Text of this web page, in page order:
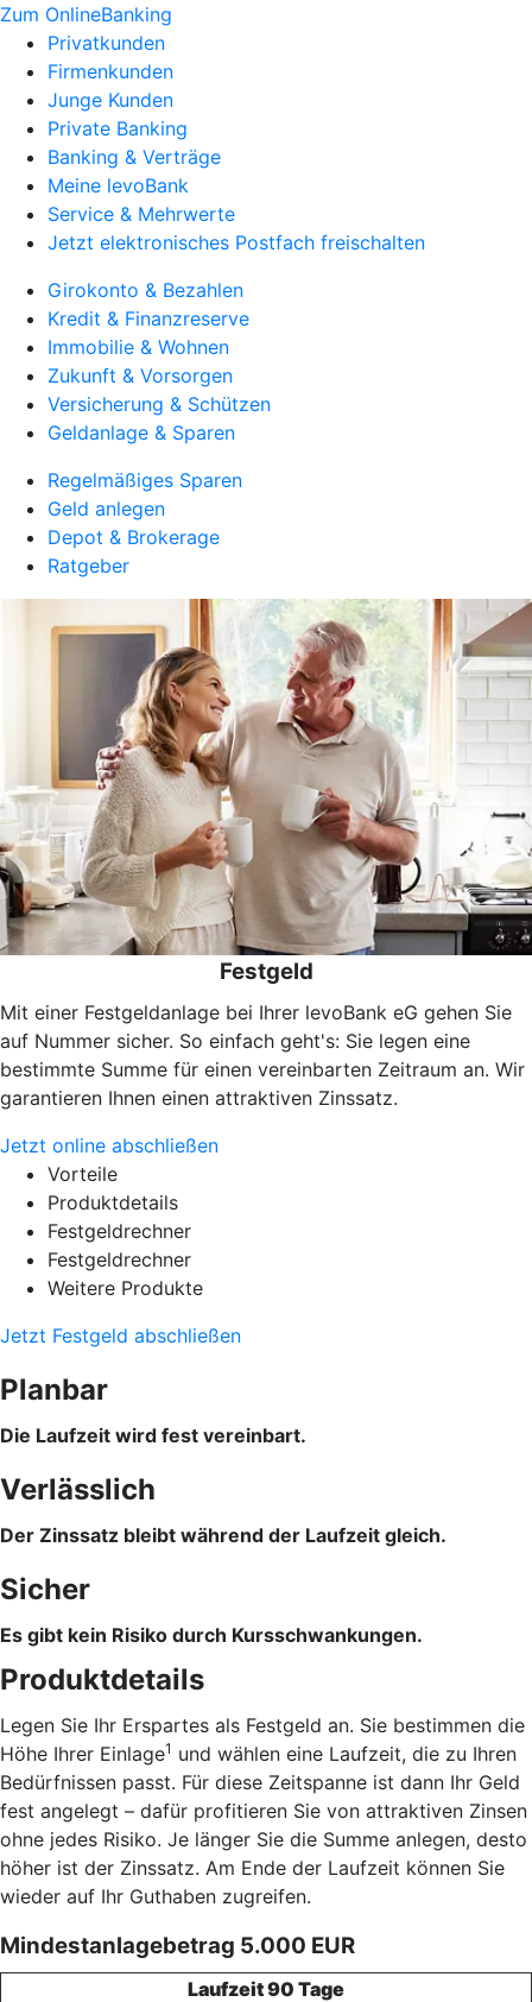
Zum OnlineBanking
Privatkunden
Firmenkunden
Junge Kunden
Private Banking
Banking & Verträge
Meine levoBank
Service & Mehrwerte
Jetzt elektronisches Postfach freischalten
Girokonto & Bezahlen
Kredit & Finanzreserve
Immobilie & Wohnen
Zukunft & Vorsorgen
Versicherung & Schützen
Geldanlage & Sparen
Regelmäßiges Sparen
Geld anlegen
Depot & Brokerage
Ratgeber
Festgeld
Mit einer Festgeldanlage bei Ihrer levoBank eG gehen Sie
auf Nummer sicher. So einfach geht's: Sie legen eine
bestimmte Summe für einen vereinbarten Zeitraum an. Wir
garantieren Ihnen einen attraktiven Zinssatz.
Jetzt online abschließen
Vorteile
Produktdetails
Festgeldrechner
Festgeldrechner
Weitere Produkte
Jetzt Festgeld abschließen
Planbar
Die Laufzeit wird fest vereinbart.
Verlässlich
Der Zinssatz bleibt während der Laufzeit gleich.
Sicher
Es gibt kein Risiko durch Kursschwankungen.
Produktdetails
Legen Sie Ihr Erspartes als Festgeld an. Sie bestimmen die
Höhe Ihrer Einlage1 und wählen eine Laufzeit, die zu Ihren
Bedürfnissen passt. Für diese Zeitspanne ist dann Ihr Geld
fest angelegt – dafür profitieren Sie von attraktiven Zinsen
ohne jedes Risiko. Je länger Sie die Summe anlegen, desto
höher ist der Zinssatz. Am Ende der Laufzeit können Sie
wieder auf Ihr Guthaben zugreifen.
Mindestanlagebetrag 5.000 EUR
Laufzeit 90 Tage